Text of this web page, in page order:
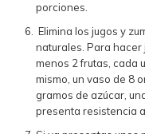
porciones.
Elimina los jugos y
naturales. Para
menos 2 frutas, cada
mismo, un vaso de 8
gramos de azúcar,
presenta resistencia a